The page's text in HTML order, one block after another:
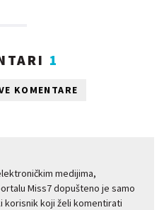
1
KOMENTARE
medijima,
Miss7 dopušteno je samo
korisnik koji želi komentirati